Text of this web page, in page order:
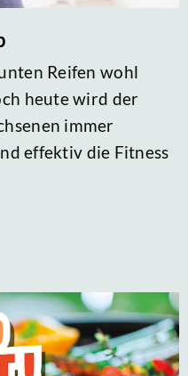
Reifen wohl
heute wird der
immer
effektiv die Fitness